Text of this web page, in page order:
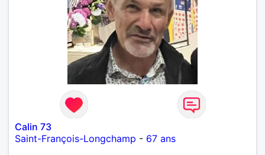
Calin 73
Saint-François-Longchamp - 67 ans